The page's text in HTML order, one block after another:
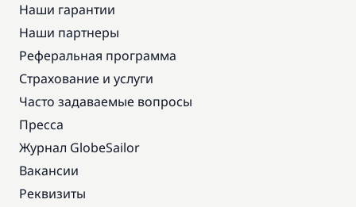
Наши гарантии
Наши партнеры
Реферальная программа
Страхование и услуги
Часто задаваемые вопросы
Пресса
Журнал GlobeSailor
Вакансии
Реквизиты